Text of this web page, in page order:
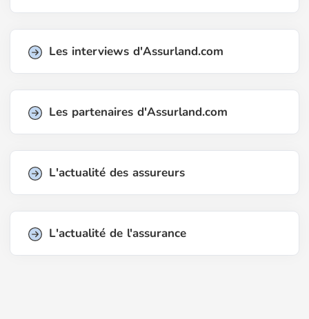
Les interviews d'Assurland.com
Les partenaires d'Assurland.com
L'actualité des assureurs
L'actualité de l'assurance